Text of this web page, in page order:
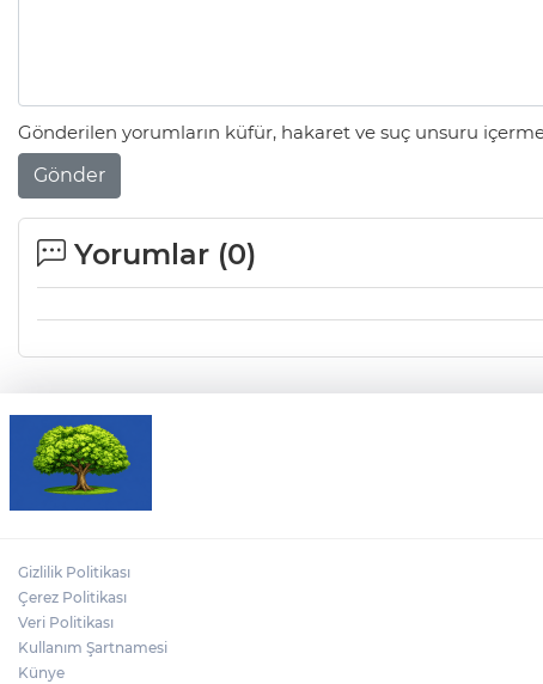
Gönderilen yorumların küfür, hakaret ve suç unsuru
Gönder
Yorumlar (0)
Gizlilik Politikası
Çerez Politikası
Veri Politikası
Kullanım Şartnamesi
Künye